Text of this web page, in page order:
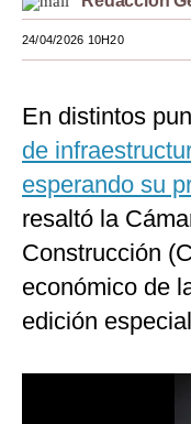
Estilos
EEUU
México
España
Internacional
Tecnología
Club del Suscriptor
Mix
24/04/2026 10H20
En distintos
de
esperando su
resaltó la
Construcción
económico de
edición